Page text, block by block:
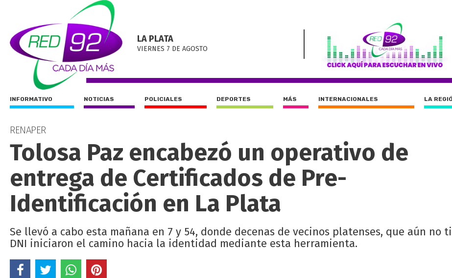
LA PLATA
VIERNES 7 DE AGOSTO
INFORMATIVO NOTICIAS POLICIALES DEPORTES MÁS INTERNACIONALES LA
RENAPER
Tolosa Paz encabezó un operativo de
entrega de Certificados de Pre-
Identificación en La Plata
Se llevó a cabo esta mañana en 7 y 54, donde decenas de vecinos platenses, que aún no
DNI iniciaron el camino hacia la identidad mediante esta herramienta.